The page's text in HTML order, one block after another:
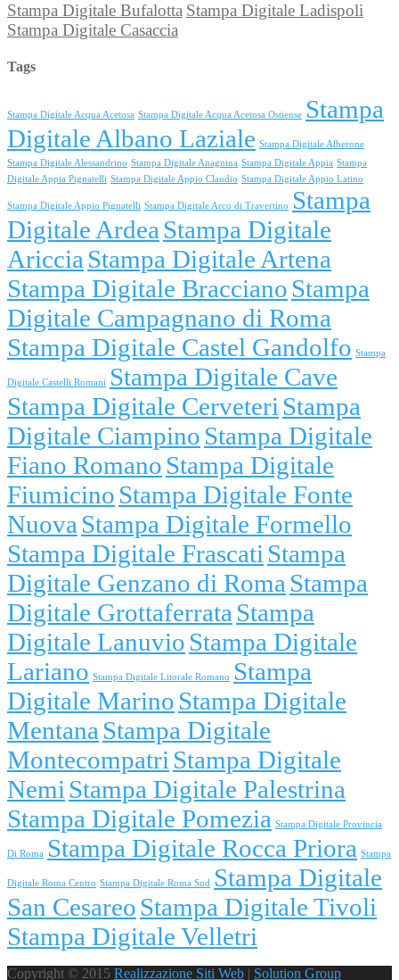
Stampa Digitale Bufalotta Stampa Digitale Ladispoli
Stampa Digitale Casaccia
Tags
Stampa Digitale Acqua Acetosa Stampa Digitale Acqua Acetosa Ostiense Stampa
Digitale Albano Laziale Stampa Digitale Alberone
Stampa Digitale Alessandrino Stampa Digitale Anagnina Stampa Digitale Appia Stampa
Digitale Appia Pignatelli Stampa Digitale Appio Claudio Stampa Digitale Appio Latino
Stampa Digitale Appio Pignatelli Stampa Digitale Arco di Travertino
Stampa
Digitale Ardea Stampa Digitale
Ariccia Stampa Digitale Artena
Stampa Digitale Bracciano Stampa
Digitale Campagnano di Roma
Stampa Digitale Castel Gandolfo Stampa
Digitale Castelli Romani
Stampa Digitale Cave
Stampa Digitale Cerveteri Stampa
Digitale Ciampino Stampa Digitale
Fiano Romano Stampa Digitale
Fiumicino Stampa Digitale Fonte
Nuova Stampa Digitale Formello
Stampa Digitale Frascati Stampa
Digitale Genzano di Roma Stampa
Digitale Grottaferrata Stampa
Digitale Lanuvio Stampa Digitale
Lariano Stampa Digitale Litorale Romano
Stampa
Digitale Marino Stampa Digitale
Mentana Stampa Digitale
Montecompatri Stampa Digitale
Nemi Stampa Digitale Palestrina
Stampa Digitale Pomezia Stampa Digitale Provincia
Di Roma Stampa Digitale Rocca Priora Stampa
Digitale Roma Centro Stampa Digitale Roma Sud
Stampa Digitale
San Cesareo Stampa Digitale Tivoli
Stampa Digitale Velletri
Copyright © 2015 Realizzazione Siti Web | Solution Group